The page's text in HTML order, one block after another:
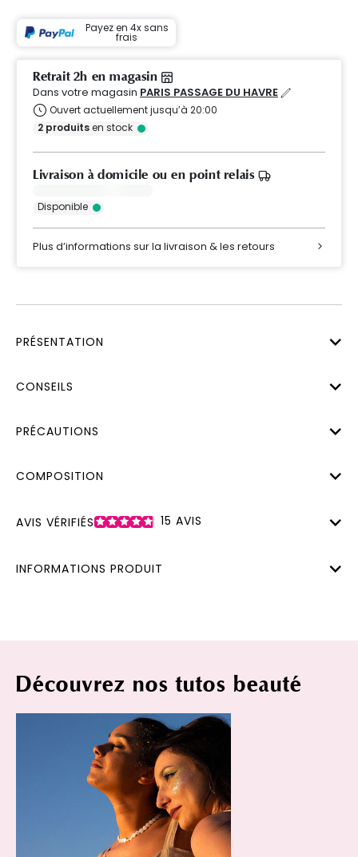
Payez en 4x sans
frais
Retrait 2h en magasin
Dans votre magasin PARIS PASSAGE DU HAVRE
Ouvert actuellement jusqu’à 20:00
2 produitsen stock
Livraison à domicile ou en point relais
Disponible
Plus d’informations sur la livraison & les retours
PRÉSENTATION
CONSEILS
PRÉCAUTIONS
COMPOSITION
AVIS VÉRIFIÉS 15 AVIS
INFORMATIONS PRODUIT
Découvrez nos tutos beauté